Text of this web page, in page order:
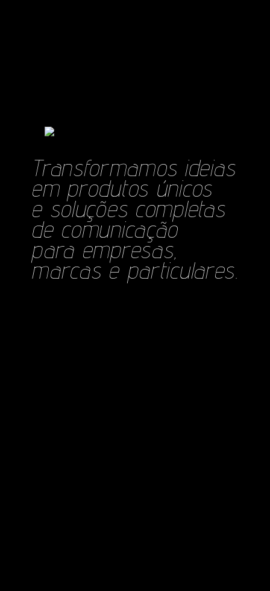
Transformamos ideias
em produtos únicos
e soluções completas
de comunicação
para empresas,
marcas e particulares.